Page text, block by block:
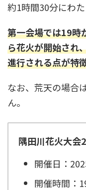
約1時間30分にわ
第一会場では19時
ら花火が開始され
進行される点が特
なお、荒天の場合
ん。
隅田川花火大会
開催日：
開催時間：